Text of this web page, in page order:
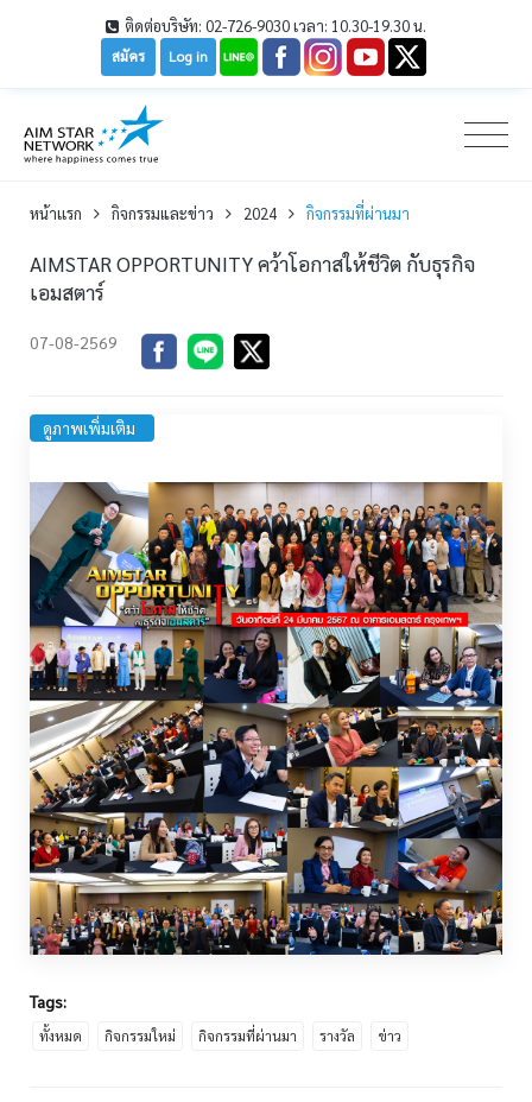
ติดต่อบริษัท: 02-726-9030 เวลา: 10.30-19.30 น.
Log in
สมัคร
หน้าเเรก กิจกรรมและข่าว 2024 กิจกรรมที่ผ่านมา
AIMSTAR OPPORTUNITY คว้าโอกาสให้ชีวิต กับธุรกิจ
เอมสตาร์
07-08-2569
ดูภาพเพิ่มเติม
Tags:
ทั้งหมด กิจกรรมใหม่ กิจกรรมที่ผ่านมา รางวัล ข่าว